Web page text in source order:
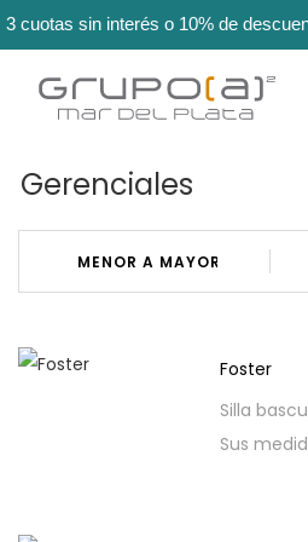
3 cuotas sin interés o 10% de
Gerenciales
Foster
Sus medidas le